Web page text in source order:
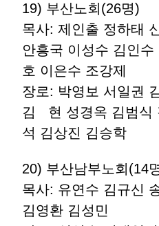
19) 부산노회(26명)
목사: 제인출 정하태
안흥국 이성수 김인
호 이은수 조강제
장로: 박영보 서일권
김 현 성경옥 김범식
석 김상진 김승학
20) 부산남부노회(14
목사: 유연수 김규신
김영환 김성민